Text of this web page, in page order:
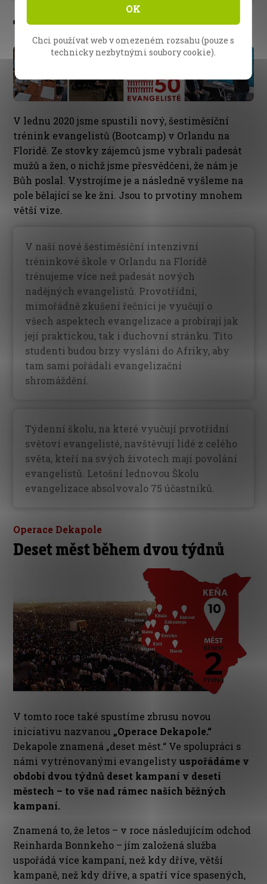
Trénink evangelistů v Bootcampu
V lednu 2020 jsme spustili nový, šestiměsíční
trénink evangelistů (Bootcamp) v Orlandu na
Floridě. Ze stovky zájemců jsme vybrali padesát
mužů a žen, o nichž jsme přesvědčeni, že nám je
Bůh poslal. Vystrojíme je a následně vyšleme na
pole bělající se ke žni. Jsou to prvotiny mnohem
větší vize.
V naší nové šestiměsíční intenzivní
tréninkové škole v Orlandu na Floridě
trénujeme více než padesát nových
nadějných evangelistů. Provotřídní,
mimořádně zkušení řečníci je vyučují o
všech aspektech evangelizace a probírají jak
její praktickou, tak i duchovní stránku. Tito
studenti budou brzy vysláni do Afriky, aby
tam sami pořádali evangelizační
shromáždění.
Týdenní školu, na které vyučují prvotřídní
světoví evangelisté, navštěvují lidé z celého
světa, kteří na svých životech mají povolání
evangelistů. Letošní lednovou Školu
evangelizace absolvovalo 75 účastníků.
Operace Dekapole
Deset měst během dvou týdnů
V tomto roce také spustíme zbrusu novou
iniciativu nazvanou „Operace Dekapole.“
Dekapole znamená „deset měst.“ Ve spolupráci s
námi vytrénovanými evangelistyuspořádáme v
období dvou týdnů deset kampaní v deseti
městech – to vše nad rámec našich běžných
kampaní.
Znamená to, že letos – v roce následujícím odchod
Reinharda Bonnkeho – jím založená služba
uspořádá více kampaní, než kdy dříve, větší
kampaně, než kdy dříve, a spatří více spasených,
OK
Chci používat web v omezeném rozsahu (pouze s
technicky nezbytnými soubory cookie).